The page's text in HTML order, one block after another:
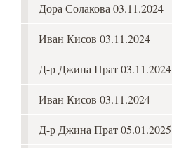
Дора Солакова 03.11.2024
Иван Кисов 03.11.2024
Д-р Джина Прат 03.11.2024
Иван Кисов 03.11.2024
Д-р Джина Прат 05.01.2025